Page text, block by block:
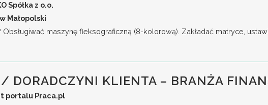
Spółka z o.o.
Małopolski
maszynę fleksograficzną (8-kolorową). Zakładać matryce,
/ DORADCZYNI KLIENTA – BRANŻA
portalu Praca.pl